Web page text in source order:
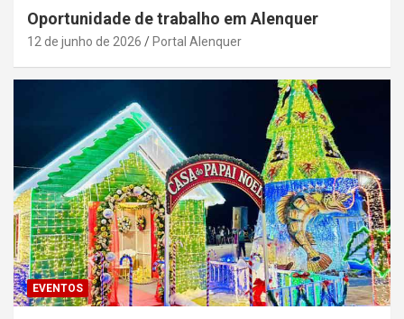
Oportunidade de trabalho em Alenquer
12 de junho de 2026 Portal Alenquer
EVENTOS